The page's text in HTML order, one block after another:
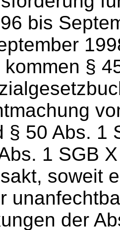
bis
§
§ 50 Abs. 1
1 SGB
soweit
der